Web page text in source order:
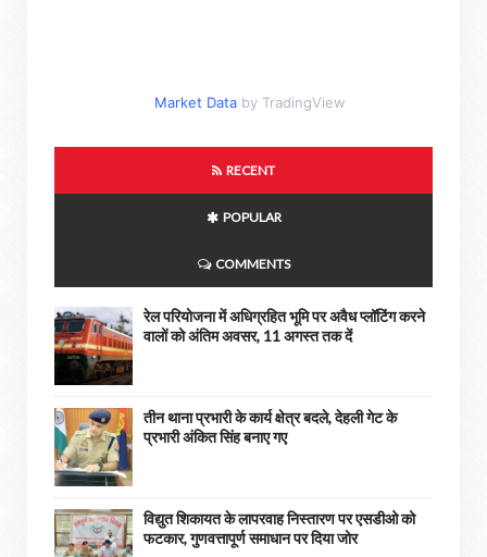
Market Data by TradingView
RECENT
POPULAR
COMMENTS
रेल परियोजना में अधिग्रहित भूमि पर अवैध प्लॉटिंग करने
वालों को अंतिम अवसर, 11 अगस्त तक दें
तीन थाना प्रभारी के कार्य क्षेत्र बदले, देहली गेट के
प्रभारी अंकित सिंह बनाए गए
विद्युत शिकायत के लापरवाह निस्तारण पर एसडीओ को
फटकार, गुणवत्तापूर्ण समाधान पर दिया जोर